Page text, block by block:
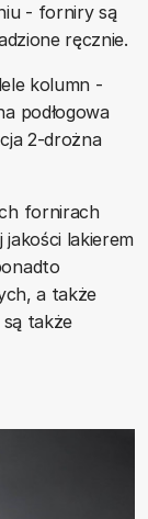
- forniry są
ręcznie.
kolumn -
podłogowa
2-drożna
fornirach
lakierem
a także
są także